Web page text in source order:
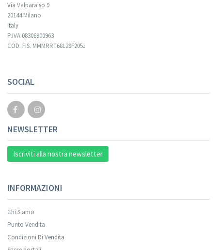
Via Valparaiso 9
20144 Milano
Italy
P.IVA 08306900963
COD. FIS. MMMRRT68L29F205J
SOCIAL
NEWSLETTER
Iscriviti alla nostra newsletter
INFORMAZIONI
Chi Siamo
Punto Vendita
Condizioni Di Vendita